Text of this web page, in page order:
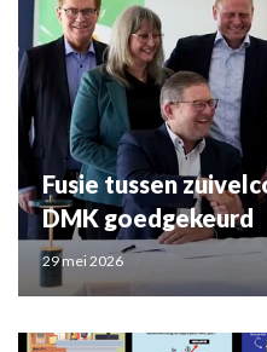
Fusie tussen
DMK goedgekeurd
29 mei 2026